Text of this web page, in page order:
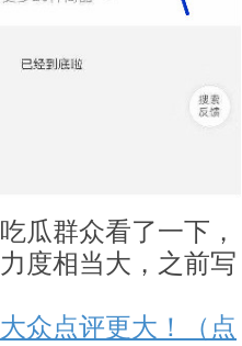
瓜群众看了一下，
度相当大，之前写
众点评更大！（点